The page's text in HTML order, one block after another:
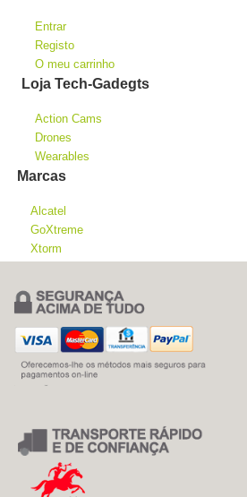
Entrar
Registo
O meu carrinho
Loja Tech-Gadegts
Action Cams
Drones
Wearables
Marcas
Alcatel
GoXtreme
Xtorm